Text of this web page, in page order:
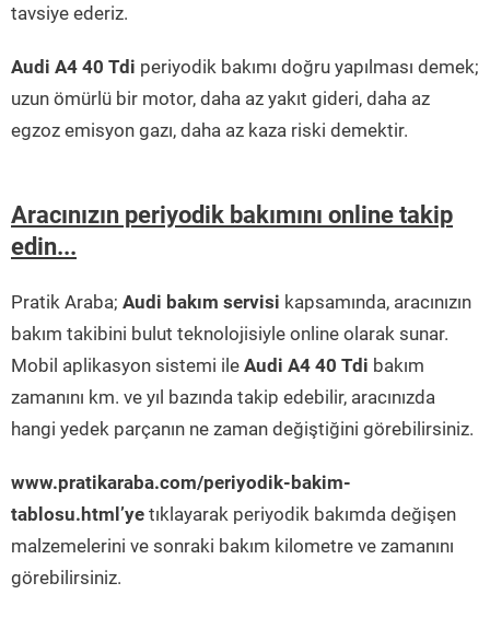
tavsiye ederiz.
Audi A4 40 Tdi periyodik bakımı doğru yapılması demek;
uzun ömürlü bir motor, daha az yakıt gideri, daha az
egzoz emisyon gazı, daha az kaza riski demektir.
Aracınızın periyodik bakımını online takip
edin...
Pratik Araba; Audi bakım servisi kapsamında, aracınızın
bakım takibini bulut teknolojisiyle online olarak sunar.
Mobil aplikasyon sistemi ile Audi A4 40 Tdi bakım
zamanını km. ve yıl bazında takip edebilir, aracınızda
hangi yedek parçanın ne zaman değiştiğini görebilirsiniz.
www.pratikaraba.com/periyodik-bakim-
tablosu.html’ye tıklayarak periyodik bakımda değişen
malzemelerini ve sonraki bakım kilometre ve zamanını
görebilirsiniz.